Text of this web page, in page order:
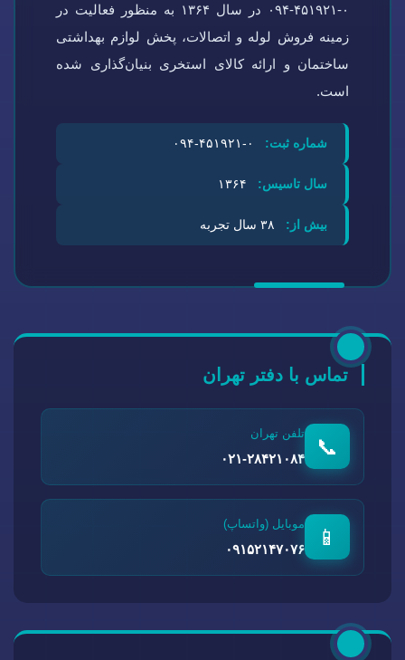
۰-۴۵۱۹۲۱-۰۹۴ در سال ۱۳۶۴ به منظور فعالیت در
زمینه فروش لوله و اتصالات، پخش لوازم بهداشتی
ساختمان و ارائه کالای استخری بنیان‌گذاری شده
است.
شماره ثبت:
سال تاسیس:
بیش از:
تماس با دفتر تهران
📞
تلفن تهران
۰۲۱-۲۸۴۲۱۰۸۴
📱
موبایل (واتساپ)
۰۹۱۵۲۱۴۷۰۷۶